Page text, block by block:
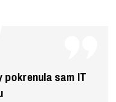
pokrenula sam IT